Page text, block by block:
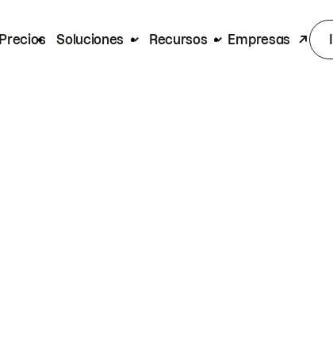
Precios Soluciones Recursos Empresas